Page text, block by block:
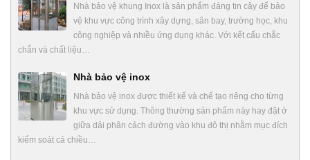
Nhà bảo vệ khung Inox là sản phẩm đáng tin cậy để bảo
vệ khu vực công trình xây dựng, sân bay, trường học, khu
công nghiệp và nhiều ứng dụng khác. Với kết cấu chắc
chắn và chất liệu…
Nhà bảo vệ inox
Nhà bảo vệ inox được thiết kế và chế tạo riêng cho từng
khu vực sử dụng. Thông thường sản phẩm này hay đặt ở
giữa dải phân cách đường vào khu đô thị nhằm mục đích
kiểm soát cả chiều…